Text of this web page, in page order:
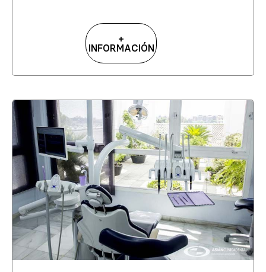
+
INFORMACIÓN